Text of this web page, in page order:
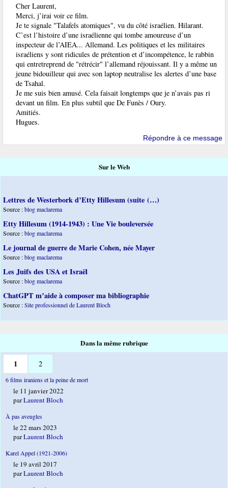
Cher Laurent,
Merci, j’irai voir ce film.
Je te signale "Talafels atomiques", vu du côté israélien. Hilarant.
C’est l’histoire d’une israélienne qui tombe amoureuse d’un
inspecteur de l’AIEA... Allemand. Les politiques et les militaires
israéliens y sont ridicules de prétention et d’incompétence, le rabbin
qui entretreprend de "rétrécir" l’allemand réjouissant. Il y a même un
jeune bidouilleur qui avec son laptop neutralise les alertes d’une base
de Tsahal.
Je me suis bien amusé. Cela faisait longtemps que je n’avais pas ri
devant un film. En plus subtil que De Funès / Oury.
Amitiés.
Hugues.
Répondre à ce message
Sur le Web
Lettres de Westerbork d’Etty Hillesum (suite (…)
Source :blog maclarema
Etty Hillesum (1914-1943) : Une Vie bouleversée
Source :blog maclarema
Le journal de guerre de Marie Cohen, née Mayer
Source :blog maclarema
Les Juifs des USA et Israël
Source :blog maclarema
ChatGPT m’aide à composer ma bibliographie
Source :Site professionnel de Laurent Bloch
Dans la même rubrique
1 2
6 films iraniens et la peine de mort
le 11 janvier 2022
parLaurent Bloch
À pas aveugles
le 22 mars 2023
parLaurent Bloch
Karel Appel (1921-2006)
le 19 avril 2017
parLaurent Bloch